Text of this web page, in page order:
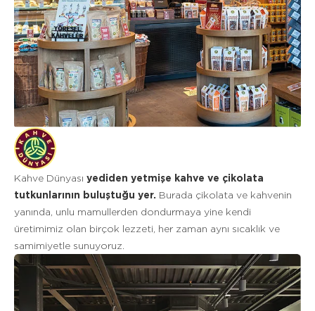
Kahve Dünyası yediden yetmişe kahve ve çikolata
tutkunlarının buluştuğu yer. Burada çikolata ve kahvenin
yanında, unlu mamullerden dondurmaya yine kendi
üretimimiz olan birçok lezzeti, her zaman aynı sıcaklık ve
samimiyetle sunuyoruz.